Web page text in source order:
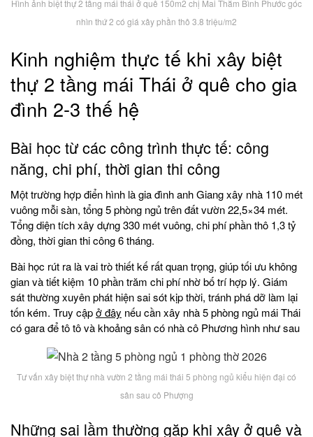
Hình ảnh biệt thự 2 tầng mái thái ở quê 150m2 chị Mai Thắm Bình Phước góc
nhìn thứ 2 có giá xây phần thô 3.8 triệu/m2
Kinh nghiệm thực tế khi xây biệt
thự 2 tầng mái Thái ở quê cho gia
đình 2-3 thế hệ
Bài học từ các công trình thực tế: công
năng, chi phí, thời gian thi công
Một trường hợp điển hình là gia đình anh Giang xây nhà 110 mét
vuông mỗi sàn, tổng 5 phòng ngủ trên đất vườn 22,5×34 mét.
Tổng diện tích xây dựng 330 mét vuông, chi phí phần thô 1,3 tỷ
đồng, thời gian thi công 6 tháng.
Bài học rút ra là vai trò thiết kế rất quan trọng, giúp tối ưu không
gian và tiết kiệm 10 phần trăm chi phí nhờ bố trí hợp lý. Giám
sát thường xuyên phát hiện sai sót kịp thời, tránh phá dỡ làm lại
tốn kém. Truy cậpở đây nếu cần xây nhà 5 phòng ngủ mái Thái
có gara để tô tô và khoảng sân có nhà cô Phương hình như sau
Tư vấn xây biệt thự nhà vườn 2 tầng mái thái 5 phòng ngủ kiểu hiện đại có
sân sau cô Phượng
Những sai lầm thường gặp khi xây ở quê và